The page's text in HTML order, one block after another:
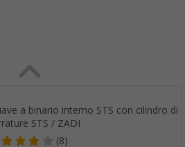
a binario interno STS con cilindro di
STS / ZADI
(8)